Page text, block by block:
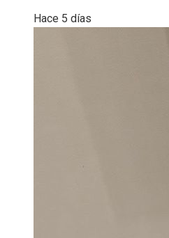
Hace 5 días